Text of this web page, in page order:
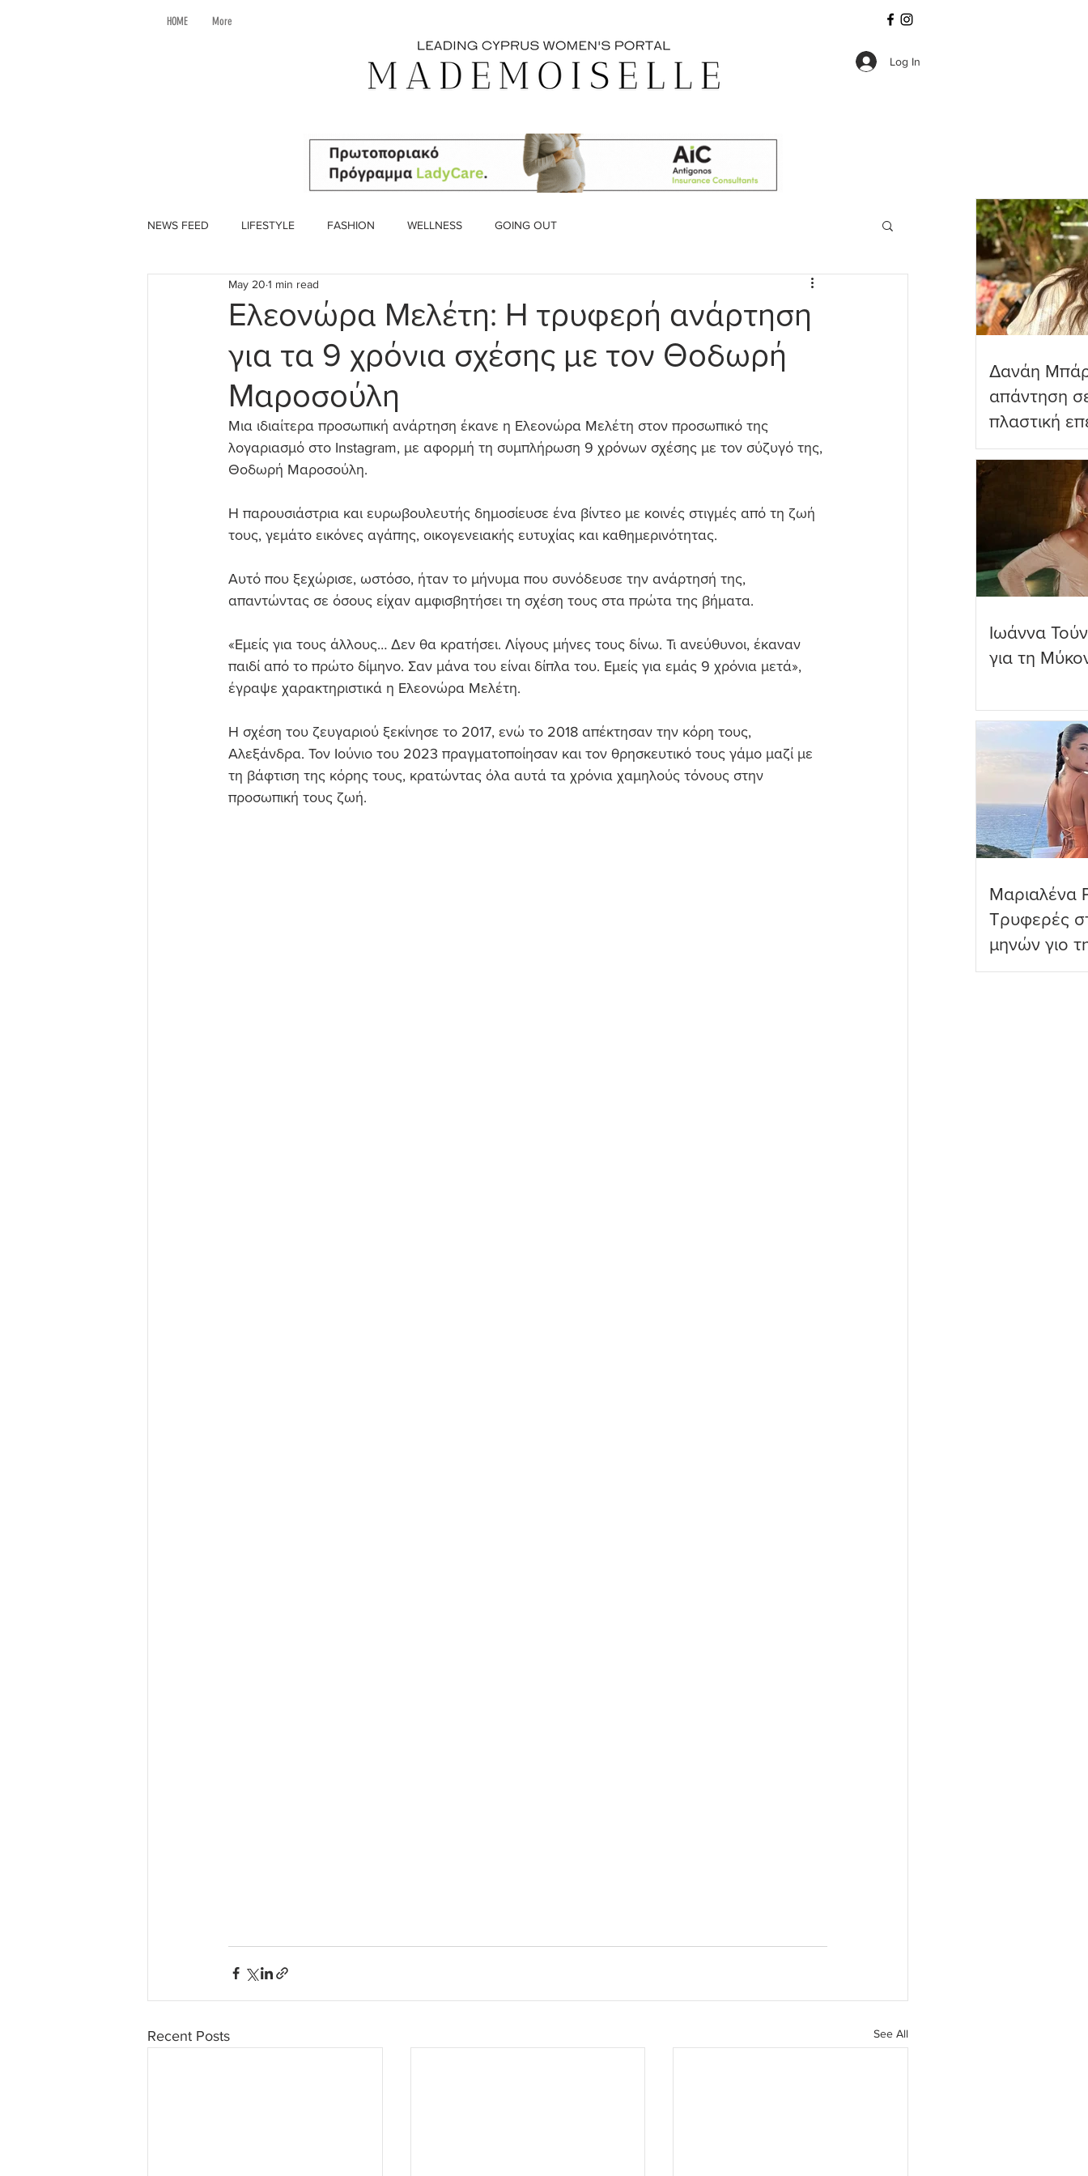
HOME More
Log In
NEWS FEED LIFESTYLE FASHION WELLNESS GOING OUT
Ελεονώρα Μελέτη: Η τρυφερή ανάρτηση
για τα 9 χρόνια σχέσης με τον Θοδωρή
Μαροσούλη
May 20 1 min read
Μια ιδιαίτερα προσωπική ανάρτηση έκανε η Ελεονώρα Μελέτη στον προσωπικό της
λογαριασμό στο Instagram, με αφορμή τη συμπλήρωση 9 χρόνων σχέσης με τον σύζυγό της,
Θοδωρή Μαροσούλη.
Η παρουσιάστρια και ευρωβουλευτής δημοσίευσε ένα βίντεο με κοινές στιγμές από τη ζωή
τους, γεμάτο εικόνες αγάπης, οικογενειακής ευτυχίας και καθημερινότητας.
Αυτό που ξεχώρισε, ωστόσο, ήταν το μήνυμα που συνόδευσε την ανάρτησή της,
απαντώντας σε όσους είχαν αμφισβητήσει τη σχέση τους στα πρώτα της βήματα.
«Εμείς για τους άλλους… Δεν θα κρατήσει. Λίγους μήνες τους δίνω. Τι ανεύθυνοι, έκαναν
παιδί από το πρώτο δίμηνο. Σαν μάνα του είναι δίπλα του. Εμείς για εμάς 9 χρόνια μετά»,
έγραψε χαρακτηριστικά η Ελεονώρα Μελέτη.
Η σχέση του ζευγαριού ξεκίνησε το 2017, ενώ το 2018 απέκτησαν την κόρη τους,
Αλεξάνδρα. Τον Ιούνιο του 2023 πραγματοποίησαν και τον θρησκευτικό τους γάμο μαζί με
τη βάφτιση της κόρης τους, κρατώντας όλα αυτά τα χρόνια χαμηλούς τόνους στην
προσωπική τους ζωή.
Recent Posts See All
Δανάη
απάντηση
πλαστική
ωραιότερο
Ιωάννα
για τη
Μαριαλένα
Τρυφερές
μηνών γιο